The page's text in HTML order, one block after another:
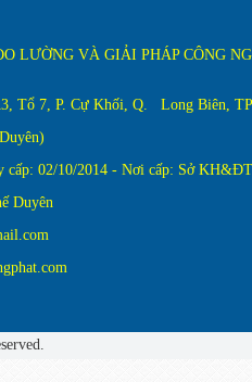
VÀ GIẢI PHÁP CÔNG
7, P. Cự Khối, Q. Long Biên,
02/10/2014 - Nơi cấp: Sở
Duyên